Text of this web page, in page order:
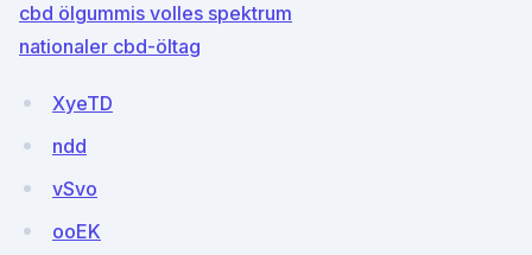
cbd ölgummis volles spektrum
nationaler cbd-öltag
XyeTD
ndd
vSvo
ooEK